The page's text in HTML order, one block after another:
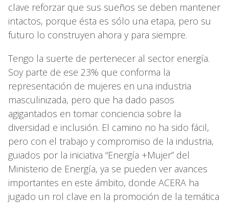
clave reforzar que sus sueños se deben mantener
intactos, porque ésta es sólo una etapa, pero su
futuro lo construyen ahora y para siempre.
Tengo la suerte de pertenecer al sector energía.
Soy parte de ese 23% que conforma la
representación de mujeres en una industria
masculinizada, pero que ha dado pasos
agigantados en tomar conciencia sobre la
diversidad e inclusión. El camino no ha sido fácil,
pero con el trabajo y compromiso de la industria,
guiados por la iniciativa “Energía +Mujer” del
Ministerio de Energía, ya se pueden ver avances
importantes en este ámbito, donde ACERA ha
jugado un rol clave en la promoción de la temática